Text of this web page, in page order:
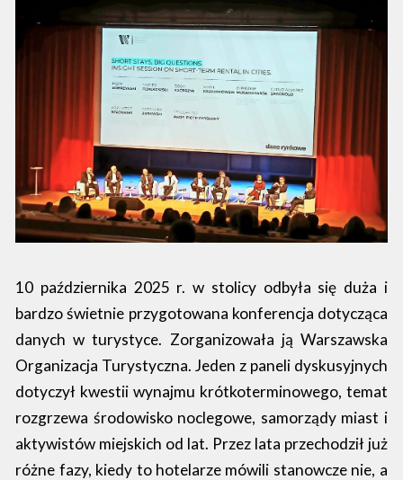
10 października 2025 r. w stolicy odbyła się duża i
bardzo świetnie przygotowana konferencja dotycząca
danych w turystyce. Zorganizowała ją Warszawska
Organizacja Turystyczna. Jeden z paneli dyskusyjnych
dotyczył kwestii wynajmu krótkoterminowego, temat
rozgrzewa środowisko noclegowe, samorządy miast i
aktywistów miejskich od lat. Przez lata przechodził już
różne fazy, kiedy to hotelarze mówili stanowcze nie, a